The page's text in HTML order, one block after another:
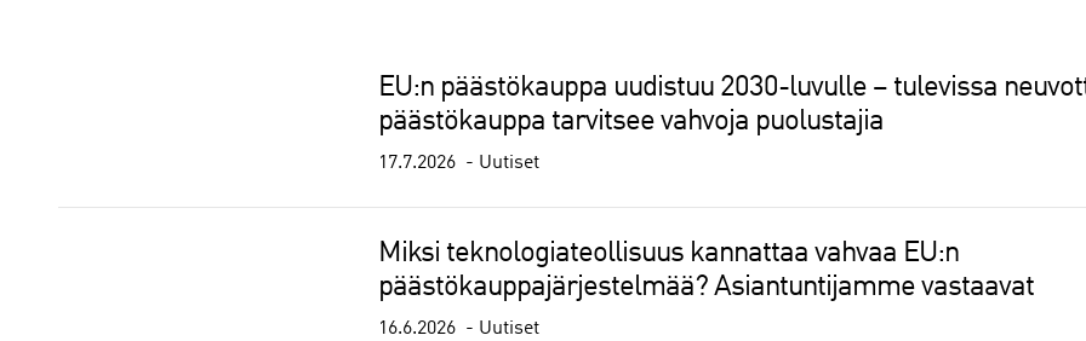
EU:n päästökauppa uudistuu 2030-luvulle – tulevissa
päästökauppa tarvitsee vahvoja puolustajia
17.7.2026 Uutiset
Miksi teknologiateollisuus kannattaa vahvaa EU:n
päästökauppajärjestelmää? Asiantuntijamme vastaavat
16.6.2026 Uutiset